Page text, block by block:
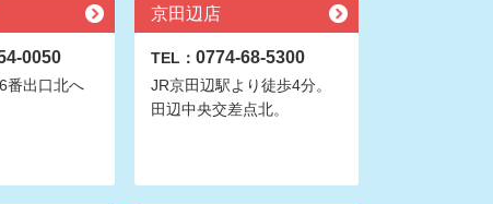
0050
番出口北へ
京田辺店
TEL： 0774-68-5300
JR京田辺駅より徒歩4分。
田辺中央交差点北。